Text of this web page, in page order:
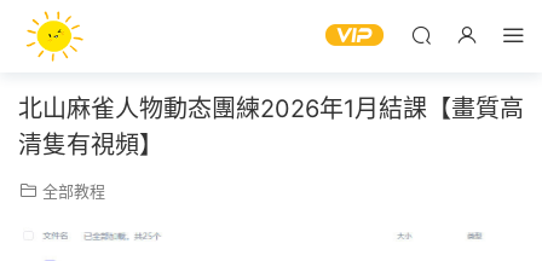
北山麻雀人物動态團練2026年1月結課【畫質高
清隻有視頻】
全部教程